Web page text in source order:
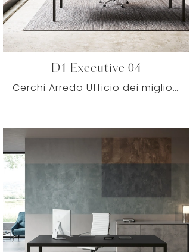
D1 Executive 04
Cerchi Arredo Ufficio dei migliori produttori? Scopri le differenti soluzioni di scrivanie direzionali in melaminico, come il modello D1 Executive 04 ...